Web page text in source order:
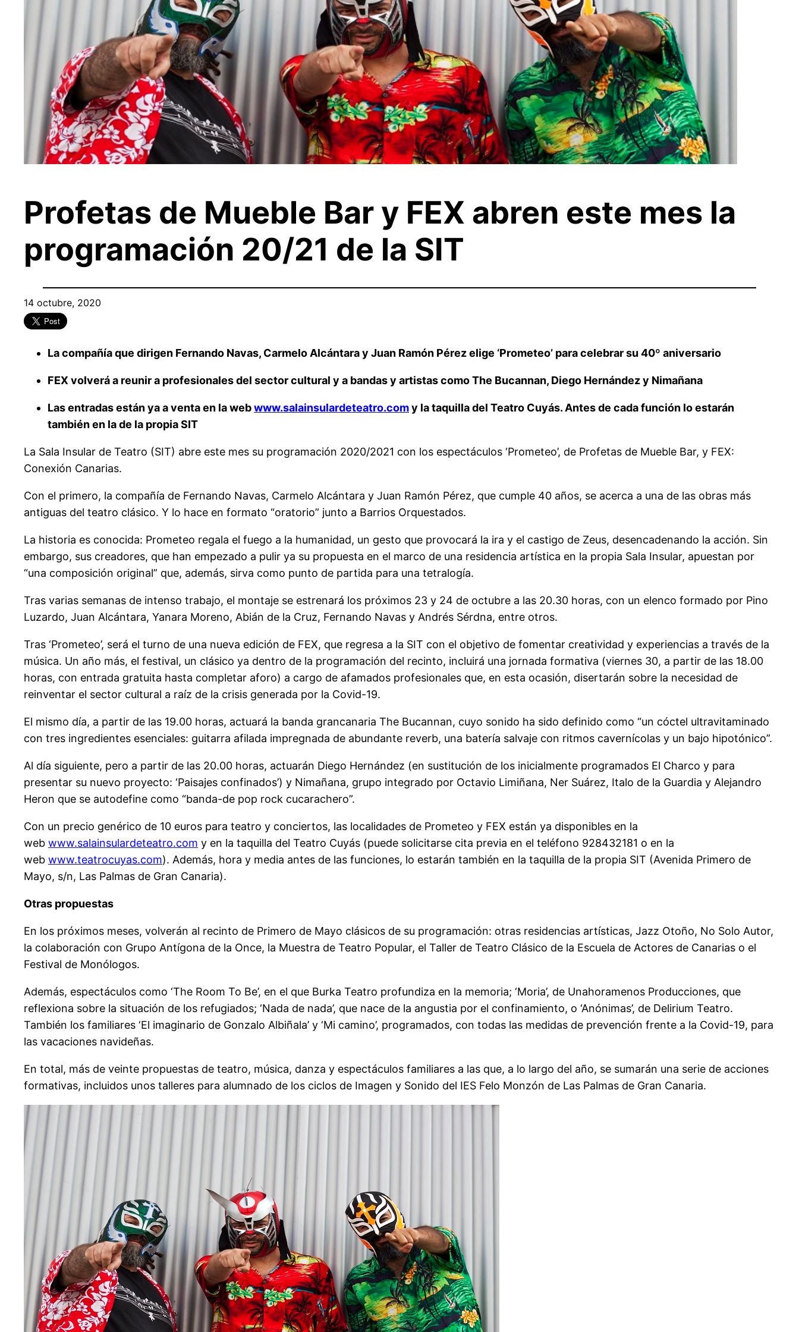
Profetas de Mueble Bar y FEX abren este mes la
programación 20/21 de la SIT
14 octubre, 2020
La compañía que dirigen Fernando Navas, Carmelo Alcántara y Juan Ramón Pérez elige ‘Prometeo’ para celebrar su 40º aniversario
FEX volverá a reunir a profesionales del sector cultural y a bandas y artistas como The Bucannan, Diego Hernández y Nimañana
Las entradas están ya a venta en la webwww.salainsulardeteatro.comy la taquilla del Teatro Cuyás. Antes de cada función lo estarán
también en la de la propia SIT
La Sala Insular de Teatro (SIT) abre este mes su programación 2020/2021 con los espectáculos ‘Prometeo’, de Profetas de Mueble Bar, y FEX:
Conexión Canarias.
Con el primero, la compañía de Fernando Navas, Carmelo Alcántara y Juan Ramón Pérez, que cumple 40 años, se acerca a una de las obras más
antiguas del teatro clásico. Y lo hace en formato “oratorio” junto a Barrios Orquestados.
La historia es conocida: Prometeo regala el fuego a la humanidad, un gesto que provocará la ira y el castigo de Zeus, desencadenando la acción. Sin
embargo, sus creadores, que han empezado a pulir ya su propuesta en el marco de una residencia artística en la propia Sala Insular, apuestan por
“una composición original” que, además, sirva como punto de partida para una tetralogía.
Tras varias semanas de intenso trabajo, el montaje se estrenará los próximos 23 y 24 de octubre a las 20.30 horas, con un elenco formado por Pino
Luzardo, Juan Alcántara, Yanara Moreno, Abián de la Cruz, Fernando Navas y Andrés Sérdna, entre otros.
Tras ‘Prometeo’, será el turno de una nueva edición de FEX, que regresa a la SIT con el objetivo de fomentar creatividad y experiencias a través de la
música. Un año más, el festival, un clásico ya dentro de la programación del recinto, incluirá una jornada formativa (viernes 30, a partir de las 18.00
horas, con entrada gratuita hasta completar aforo) a cargo de afamados profesionales que, en esta ocasión, disertarán sobre la necesidad de
reinventar el sector cultural a raíz de la crisis generada por la Covid-19.
El mismo día, a partir de las 19.00 horas, actuará la banda grancanaria The Bucannan, cuyo sonido ha sido definido como “un cóctel ultravitaminado
con tres ingredientes esenciales: guitarra afilada impregnada de abundante reverb, una batería salvaje con ritmos cavernícolas y un bajo hipotónico”.
Al día siguiente, pero a partir de las 20.00 horas, actuarán Diego Hernández (en sustitución de los inicialmente programados El Charco y para
presentar su nuevo proyecto: ‘Paisajes confinados’) y Nimañana, grupo integrado por Octavio Limiñana, Ner Suárez, Italo de la Guardia y Alejandro
Heron que se autodefine como “banda-de pop rock cucarachero”.
Con un precio genérico de 10 euros para teatro y conciertos, las localidades de Prometeo y FEX están ya disponibles en la
web www.salainsulardeteatro.com y en la taquilla del Teatro Cuyás (puede solicitarse cita previa en el teléfono 928432181 o en la
web www.teatrocuyas.com). Además, hora y media antes de las funciones, lo estarán también en la taquilla de la propia SIT (Avenida Primero de
Mayo, s/n, Las Palmas de Gran Canaria).
Otras propuestas
En los próximos meses, volverán al recinto de Primero de Mayo clásicos de su programación: otras residencias artísticas, Jazz Otoño, No Solo Autor,
la colaboración con Grupo Antígona de la Once, la Muestra de Teatro Popular, el Taller de Teatro Clásico de la Escuela de Actores de Canarias o el
Festival de Monólogos.
Además, espectáculos como ‘The Room To Be’, en el que Burka Teatro profundiza en la memoria; ‘Moria’, de Unahoramenos Producciones, que
reflexiona sobre la situación de los refugiados; ‘Nada de nada’, que nace de la angustia por el confinamiento, o ‘Anónimas’, de Delirium Teatro.
También los familiares ‘El imaginario de Gonzalo Albiñala’ y ‘Mi camino’, programados, con todas las medidas de prevención frente a la Covid-19, para
las vacaciones navideñas.
En total, más de veinte propuestas de teatro, música, danza y espectáculos familiares a las que, a lo largo del año, se sumarán una serie de acciones
formativas, incluidos unos talleres para alumnado de los ciclos de Imagen y Sonido del IES Felo Monzón de Las Palmas de Gran Canaria.